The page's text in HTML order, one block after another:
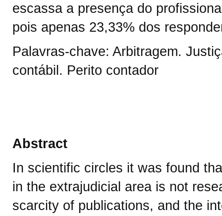
escassa a presença do
pois apenas 23,33% dos
Palavras-chave: Arbitragem.
contábil. Perito contador
Abstract
In scientific circles it was found
in the extrajudicial area is not
scarcity of publications, and the